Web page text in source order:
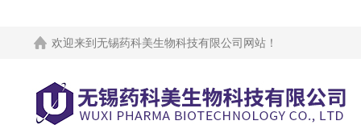
欢迎来到 无锡药科美生物科技有限公司网站 ！